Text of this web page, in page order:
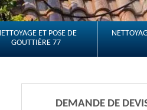
ET POSE DE
GOUTTIÈRE 77
DEMANDE DE